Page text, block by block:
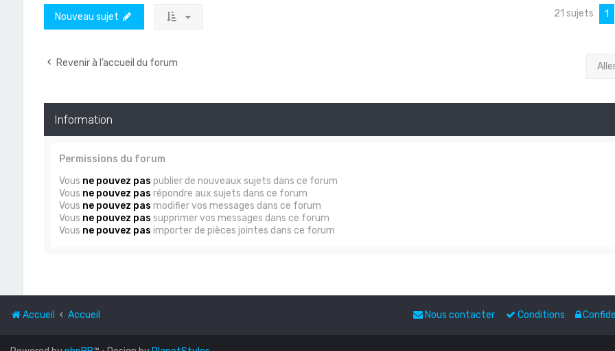
Nouveau sujet 21 sujets 1
Revenir à l’accueil du forum
Information
Permissions du forum
Vous ne pouvez pas publier de nouveaux sujets dans ce forum
Vous ne pouvez pas répondre aux sujets dans ce forum
Vous ne pouvez pas modifier vos messages dans ce forum
Vous ne pouvez pas supprimer vos messages dans ce forum
Vous ne pouvez pas importer de pièces jointes dans ce forum
Accueil Accueil Conditions
Nous contacter